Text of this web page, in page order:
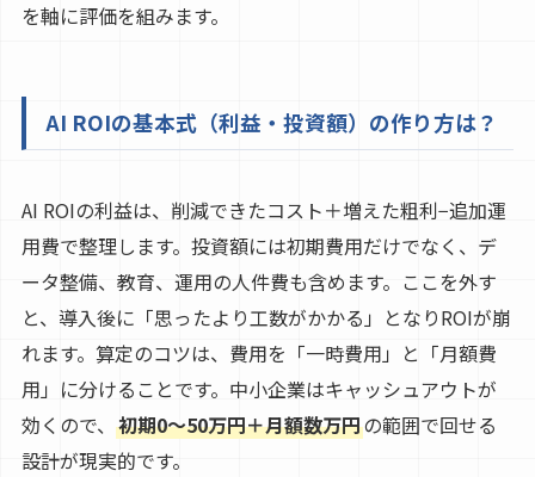
を軸に評価を組みます。
AI ROIの基本式（利益・投資額）の作り方は？
AI ROIの利益は、削減できたコスト＋増えた粗利−追加運
用費で整理します。投資額には初期費用だけでなく、デ
ータ整備、教育、運用の人件費も含めます。ここを外す
と、導入後に「思ったより工数がかかる」となりROIが崩
れます。算定のコツは、費用を「一時費用」と「月額費
用」に分けることです。中小企業はキャッシュアウトが
効くので、 初期0〜50万円＋月額数万円の範囲で回せる
設計が現実的です。